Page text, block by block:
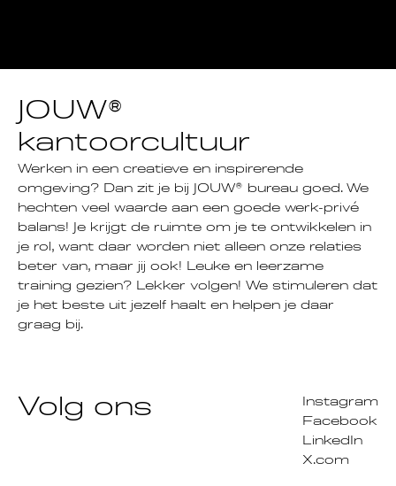
JOUW®
kantoorcultuur
Werken in een creatieve en inspirerende
omgeving? Dan zit je bij JOUW® bureau goed. We
hechten veel waarde aan een goede werk-privé
balans! Je krijgt de ruimte om je te ontwikkelen in
je rol, want daar worden niet alleen onze relaties
beter van, maar jij ook! Leuke en leerzame
training gezien? Lekker volgen! We stimuleren dat
je het beste uit jezelf haalt en helpen je daar
graag bij.
Volg ons
Instagram
Facebook
LinkedIn
X.com